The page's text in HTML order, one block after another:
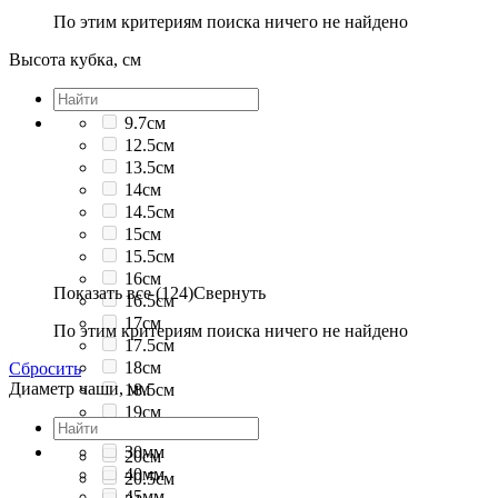
По этим критериям поиска ничего не найдено
Высота кубка, см
9.7см
12.5см
13.5см
14см
14.5см
15см
15.5см
16см
16.5см
17см
17.5см
18см
18.5см
19см
20см
20.5см
Показать все (124)Свернуть
По этим критериям поиска ничего не найдено
Сбросить
Диаметр чаши, мм
30мм
40мм